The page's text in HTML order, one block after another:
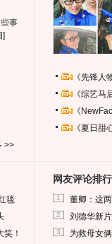
事
]
>>
《先锋
《综艺
《
《夏日
毯
！
网友评论排行
1 董卿：这
2 刘德华新
3 为救母女